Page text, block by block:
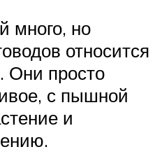
много, но
относится
Они просто
с пышной
и